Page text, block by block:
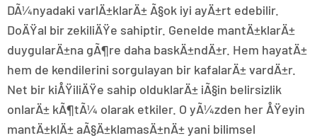
DÃ¼nyadaki varlÄ±klarÄ± Ã§ok iyi ayÄ±rt edebilir.
DoÄŸal bir zekiliÄŸe sahiptir. Genelde mantÄ±klarÄ±
duygularÄ±na gÃ¶re daha baskÄ±ndÄ±r. Hem hayatÄ±
hem de kendilerini sorgulayan bir kafalarÄ± vardÄ±r.
Net bir kiÅŸiliÄŸe sahip olduklarÄ± iÃ§in belirsizlik
onlarÄ± kÃ¶tÃ¼ olarak etkiler. O yÃ¼zden her ÅŸeyin
mantÄ±klÄ± aÃ§Ä±klamasÄ±nÄ± yani bilimsel